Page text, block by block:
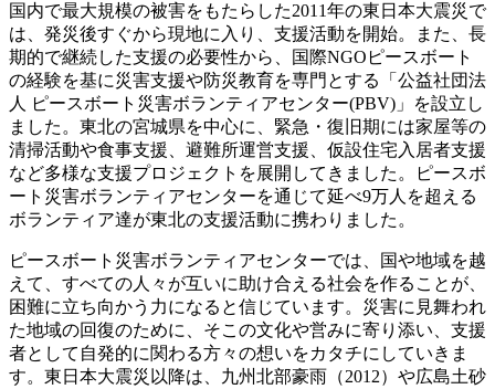
国内で最大規模の被害をもたらした2011年の東日本大震災で
は、発災後すぐから現地に入り、支援活動を開始。また、長
期的で継続した支援の必要性から、国際NGOピースボート
の経験を基に災害支援や防災教育を専門とする「公益社団法
人 ピースボート災害ボランティアセンター(PBV)」を設立し
ました。東北の宮城県を中心に、緊急・復旧期には家屋等の
清掃活動や食事支援、避難所運営支援、仮設住宅入居者支援
など多様な支援プロジェクトを展開してきました。ピースボ
ート災害ボランティアセンターを通じて延べ9万人を超える
ボランティア達が東北の支援活動に携わりました。
ピースボート災害ボランティアセンターでは、国や地域を越
えて、すべての人々が互いに助け合える社会を作ることが、
困難に立ち向かう力になると信じています。災害に見舞われ
た地域の回復のために、そこの文化や営みに寄り添い、支援
者として自発的に関わる方々の想いをカタチにしていきま
す。東日本大震災以降は、九州北部豪雨（2012）や広島土砂